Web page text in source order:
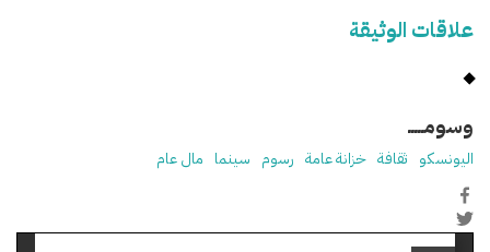
علاقات الوثيقة
وسومـــــ
اليونسكو ثقافة خزانة عامة رسوم سينما مال عام